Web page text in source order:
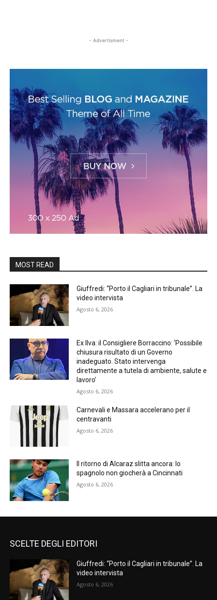
- Advertisment -
MOST READ
Giuffredi: “Porto il Cagliari in tribunale”. La
video intervista
Agosto 6, 2026
Ex Ilva: il Consigliere Borraccino: ‘Possibile
chiusura risultato di un Governo
inadeguato. Stato intervenga
direttamente a tutela di ambiente, salute e
lavoro’
Agosto 6, 2026
Carnevali e Massara accelerano per il
centravanti
Agosto 6, 2026
Il ritorno di Alcaraz slitta ancora: lo
spagnolo non giocherà a Cincinnati
Agosto 6, 2026
SCELTE DEGLI EDITORI
Giuffredi: “Porto il Cagliari in tribunale”. La
video intervista
Agosto 6, 2026